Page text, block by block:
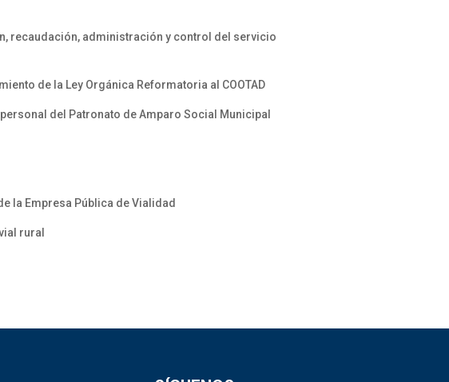
recaudación, administración y control del servicio
de la Ley Orgánica Reformatoria al COOTAD
del Patronato de Amparo Social Municipal
la Empresa Pública de Vialidad
rural